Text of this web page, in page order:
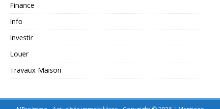
Finance
Info
Investir
Louer
Travaux-Maison